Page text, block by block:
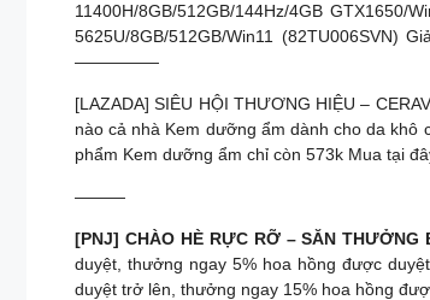
11400H/8GB/512GB/144Hz/4GB GTX1650/
5625U/8GB/512GB/Win11 (82TU006SVN)
—————
[LAZADA] SIÊU HỘI THƯƠNG HIỆU –
nào cả nhà Kem dưỡng ẩm dành cho da khô
phẩm Kem dưỡng ẩm chỉ còn 573k Mua tại
———
[PNJ] CHÀO HÈ RỰC RỠ – SĂN THƯỞNG
duyệt, thưởng ngay 5% hoa hồng được
duyệt trở lên, thưởng ngay 15% hoa hồng